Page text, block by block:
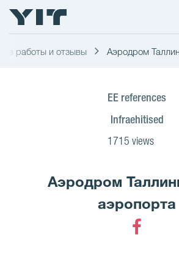
работы и отзывы Аэродром
EE references
Infraehitised
1715 views
Аэродром
аэропорта